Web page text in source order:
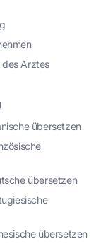
Arztes
übersetzen
übersetzen
übersetzen